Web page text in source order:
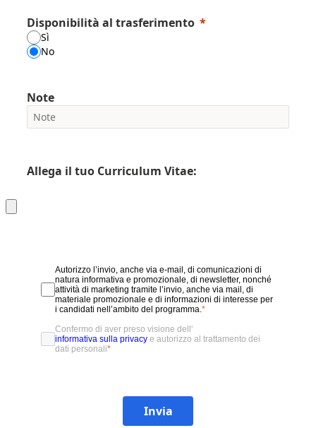
Disponibilità al trasferimento
Sì
No
Note
Allega il tuo Curriculum Vitae:
Autorizzo l’invio, anche via e-mail, di comunicazioni di
natura informativa e promozionale, di newsletter, nonché
attività di marketing tramite l’invio, anche via mail, di
materiale promozionale e di informazioni di interesse per
i candidati nell’ambito del programma.*
Confermo di aver preso visione dell'
informativa sulla privacy e autorizzo al trattamento dei
dati personali*
Invia